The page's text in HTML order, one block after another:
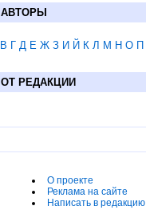
АВТОРЫ
В Г Д Е Ж З И Й К Л М Н О П
ОТ РЕДАКЦИИ
О проекте
Реклама на сайте
Написать в редакцию